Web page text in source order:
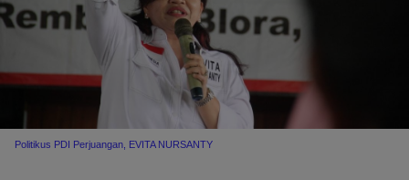
Politikus PDI Perjuangan, EVITA NURSANTY